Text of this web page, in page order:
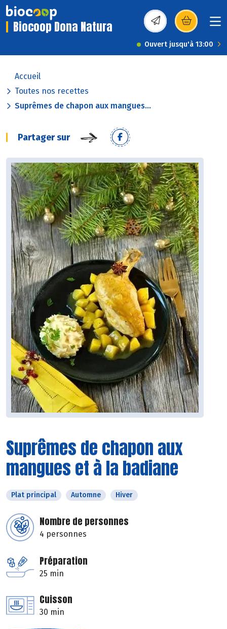
Biocoop Dona Natura (s’ouvre dans une
Ouvert jusqu'à 13:00
Accueil
Toutes nos recettes
Suprêmes de chapon aux mangues...
Partager sur
Suprêmes de chapon aux
mangues et à la badiane
Plat principal Automne Hiver
Nombre de personnes
4 personnes
Préparation
25 min
Cuisson
30 min